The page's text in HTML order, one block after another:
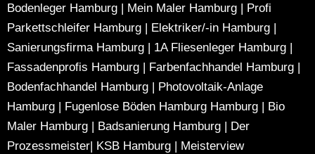
Bodenleger Hamburg | Mein Maler Hamburg | Profi
Parkettschleifer Hamburg | Elektriker/-in Hamburg |
Sanierungsfirma Hamburg | 1A Fliesenleger Hamburg |
Fassadenprofis Hamburg | Farbenfachhandel Hamburg |
Bodenfachhandel Hamburg | Photovoltaik-Anlage
Hamburg | Fugenlose Böden Hamburg Hamburg | Bio
Maler Hamburg | Badsanierung Hamburg | Der
Prozessmeister| KSB Hamburg | Meisterview